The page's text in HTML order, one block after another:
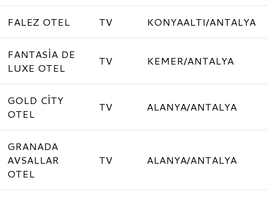
FALEZ OTEL TV KONYAALTI/ANTALYA
FANTASİA DE
LUXE OTEL
TV KEMER/ANTALYA
GOLD CİTY
OTEL
TV ALANYA/ANTALYA
GRANADA
AVSALLAR
OTEL
TV ALANYA/ANTALYA